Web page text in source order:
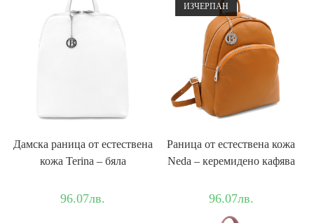
Дамска раница от естествена
кожа Terina – бяла
96.07лв.
ИЗЧЕРПАН
Раница от естествена кожа
Neda – керемидено кафява
96.07лв.